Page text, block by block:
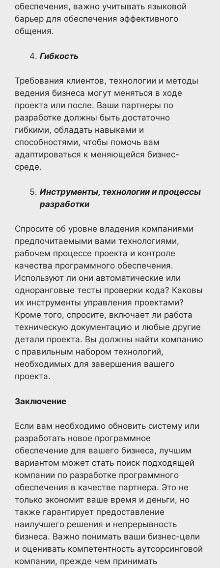
обеспечения, важно учитывать языковой
барьер для обеспечения эффективного
общения.
Гибкость
Требования клиентов, технологии и методы
ведения бизнеса могут меняться в ходе
проекта или после. Ваши партнеры по
разработке должны быть достаточно
гибкими, обладать навыками и
способностями, чтобы помочь вам
адаптироваться к меняющейся бизнес-
среде.
Инструменты, технологии и процессы
разработки
Спросите об уровне владения компаниями
предпочитаемыми вами технологиями,
рабочем процессе проекта и контроле
качества программного обеспечения.
Используют ли они автоматические или
одноранговые тесты проверки кода? Каковы
их инструменты управления проектами?
Кроме того, спросите, включает ли работа
техническую документацию и любые другие
детали проекта. Вы должны найти компанию
с правильным набором технологий,
необходимых для завершения вашего
проекта.
Заключение
Если вам необходимо обновить систему или
разработать новое программное
обеспечение для вашего бизнеса, лучшим
вариантом может стать поиск подходящей
компании по разработке программного
обеспечения в качестве партнера. Это не
только экономит ваше время и деньги, но
также гарантирует предоставление
наилучшего решения и непрерывность
бизнеса. Важно понимать ваши бизнес-цели
и оценивать компетентность аутсорсинговой
компании, прежде чем принимать